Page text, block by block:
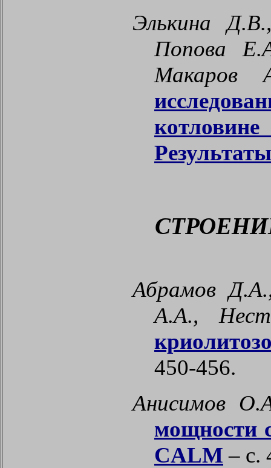
Элькина
Попова
Макаров
Абрамов
А.А.,
450-456.
Анисимов
мощности
CALM – с.